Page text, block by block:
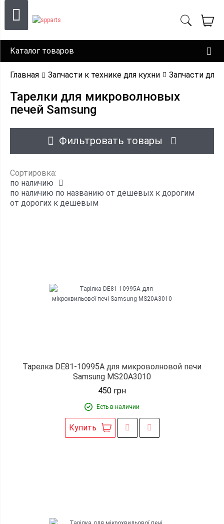
Каталог товаров
Главная Запчасти к технике для кухни Запчасти для
Тарелки для микроволновых
печей Samsung
Фильтровать товары
Сортировка:
по наличию
по наличию по названию от дешевых к дорогим
от дорогих к дешевым
Тарелка DE81-10995A для микроволновой печи
Samsung MS20A3010
450 грн
Есть в наличии
Купить